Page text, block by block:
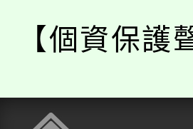
【個資保護